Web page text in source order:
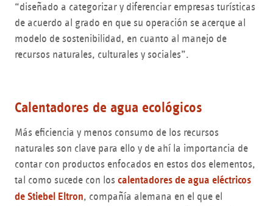
“diseñado a categorizar y diferenciar empresas turísticas
de acuerdo al grado en que su operación se acerque al
modelo de sostenibilidad, en cuanto al manejo de
recursos naturales, culturales y sociales”.
Calentadores de agua ecológicos
Más eficiencia y menos consumo de los recursos
naturales son clave para ello y de ahí la importancia de
contar con productos enfocados en estos dos elementos,
tal como sucede con loscalentadores de agua eléctricos
de Stiebel Eltron, compañía alemana en el que el